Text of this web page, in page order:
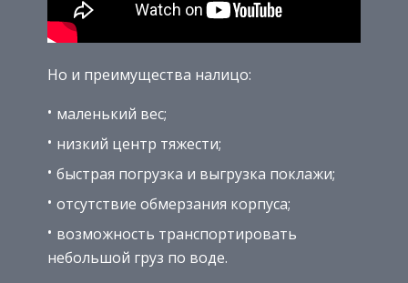
Но и преимущества налицо:
маленький вес;
низкий центр тяжести;
быстрая погрузка и выгрузка поклажи;
отсутствие обмерзания корпуса;
возможность транспортировать
небольшой груз по воде.